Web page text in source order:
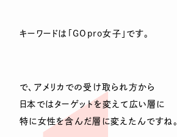
キーワードは「GOpro女子」です。
で、アメリカでの受け取られ方から
日本ではターゲットを変えて広い層に
特に女性を含んだ層に変えたんですね。